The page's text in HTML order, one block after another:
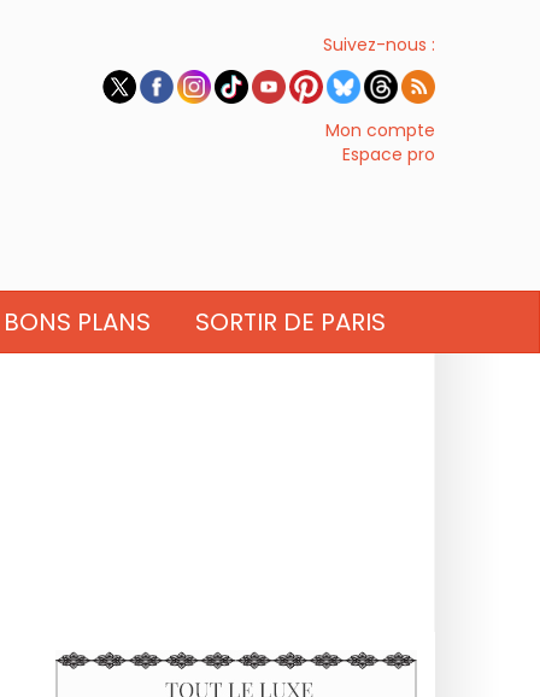
Suivez-nous :
Mon compte
Espace pro
BONS PLANS SORTIR DE PARIS